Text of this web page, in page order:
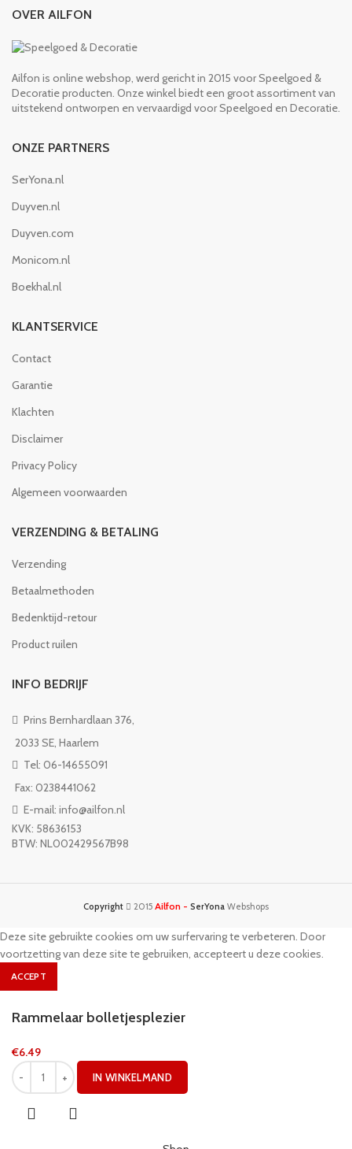
OVER AILFON
Ailfon is online webshop, werd gericht in 2015 voor Speelgoed &
Decoratie producten. Onze winkel biedt een groot assortiment van
uitstekend ontworpen en vervaardigd voor Speelgoed en Decoratie.
ONZE PARTNERS
SerYona.nl
Duyven.nl
Duyven.com
Monicom.nl
Boekhal.nl
KLANTSERVICE
Contact
Garantie
Klachten
Disclaimer
Privacy Policy
Algemeen voorwaarden
VERZENDING & BETALING
Verzending
Betaalmethoden
Bedenktijd-retour
Product ruilen
INFO BEDRIJF
Prins Bernhardlaan 376,
2033 SE, Haarlem
Tel: 06-14655091
Fax: 0238441062
E-mail: info@ailfon.nl
KVK: 58636153
BTW: NL002429567B98
Copyright 2015 Ailfon - SerYona Webshops
Deze site gebruikte cookies om uw surfervaring te verbeteren. Door
voortzetting van deze site te gebruiken, accepteert u deze cookies.
ACCEPT
Rammelaar bolletjesplezier
€6.49
IN WINKELMAND